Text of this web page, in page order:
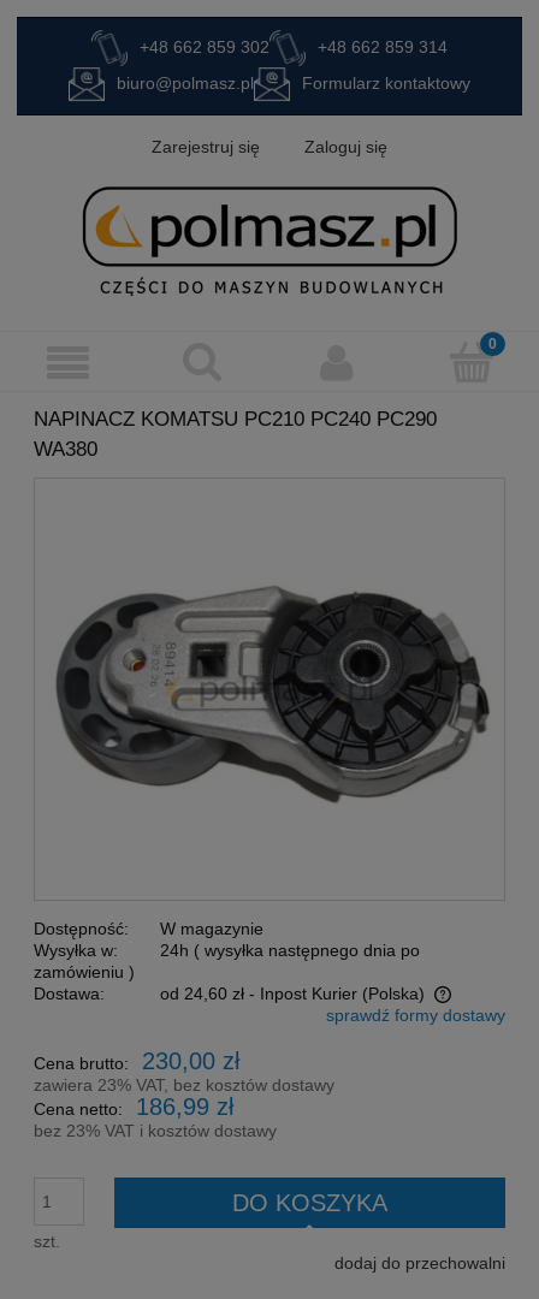
+48 662 859 302
+48 662 859 314
biuro@polmasz.pl
Formularz kontaktowy
Zarejestruj się Zaloguj się
NAPINACZ KOMATSU PC210 PC240 PC290
WA380
Dostępność:
W magazynie
Wysyłka w:
24h ( wysyłka następnego dnia po
zamówieniu )
Dostawa:
od 24,60 zł - Inpost Kurier (Polska)
Cena nie zawiera ewentualnych kosztów płatnościsprawdź formy dostawy
Cena brutto: 230,00 zł
zawiera 23% VAT, bez kosztów dostawy
Cena netto:
186,99 zł
bez 23% VAT i kosztów dostawy
szt.
DO KOSZYKA
dodaj do przechowalni